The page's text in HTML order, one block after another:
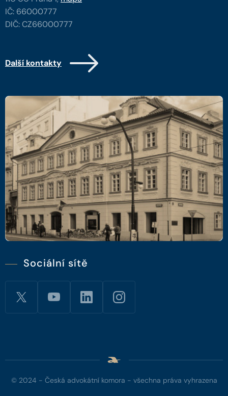
IČ: 66000777
DIČ: CZ66000777
Další kontakty
Sociální sítě
© 2024 - Česká advokátní komora - všechna práva vyhrazena